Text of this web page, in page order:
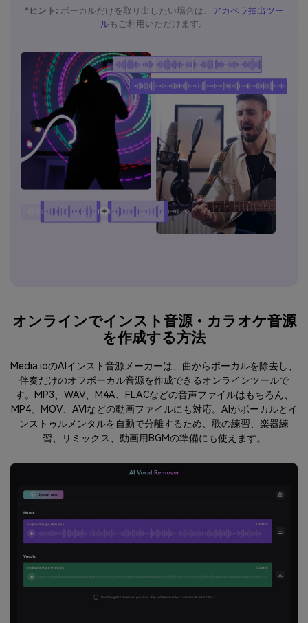
*ヒント: ボーカルだけを取り出したい場合は、 アカペラ抽出ツー
ルもご利用いただけます。
オンラインでインスト音源・カラオケ音源
を作成する方法
Media.ioのAIインスト音源メーカーは、曲からボーカルを除去し、
伴奏だけのオフボーカル音源を作成できるオンラインツールで
す。MP3、WAV、M4A、FLACなどの音声ファイルはもちろん、
MP4、MOV、AVIなどの動画ファイルにも対応。AIがボーカルとイ
ンストゥルメンタルを自動で分離するため、歌の練習、楽器練
習、リミックス、動画用BGMの準備にも使えます。